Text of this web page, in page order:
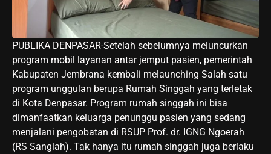
PUBLIKA DENPASAR-Setelah sebelumnya meluncurkan
program mobil layanan antar jemput pasien, pemerintah
Kabupaten Jembrana kembali melaunching Salah satu
program unggulan berupa Rumah Singgah yang terletak
di Kota Denpasar. Program rumah singgah ini bisa
dimanfaatkan keluarga penunggu pasien yang sedang
menjalani pengobatan di RSUP Prof. dr. IGNG Ngoerah
(RS Sanglah). Tak hanya itu rumah singgah juga berlaku